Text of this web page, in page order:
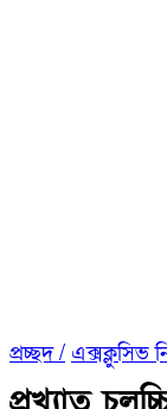
প্রচ্ছদ / এক্সক্লুসিভ